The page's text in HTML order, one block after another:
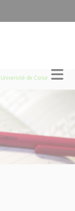
de Corse